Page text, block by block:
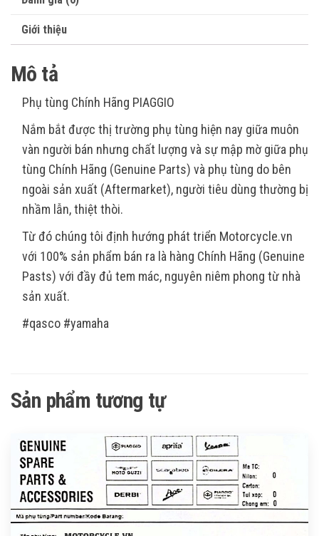
Giới thiệu
Mô tả
Phụ tùng Chính Hãng PIAGGIO
Nắm bắt được thị trường phụ tùng hiện nay giữa muôn
vàn người bán nhưng chất lượng và sự mập mờ giữa phụ
tùng Chính Hãng (Genuine Parts) và phụ tùng do bên
ngoài sản xuất (Aftermarket), người tiêu dùng thường bị
nhầm lẫn, thiệt thòi.
Từ đó chúng tôi định hướng phát triển Motorcycle.vn
với 100% sản phẩm bán ra là hàng Chính Hãng (Genuine
Pasts) với đầy đủ tem mác, nguyên niêm phong từ nhà
sản xuất.
#qasco #yamaha
Sản phẩm tương tự